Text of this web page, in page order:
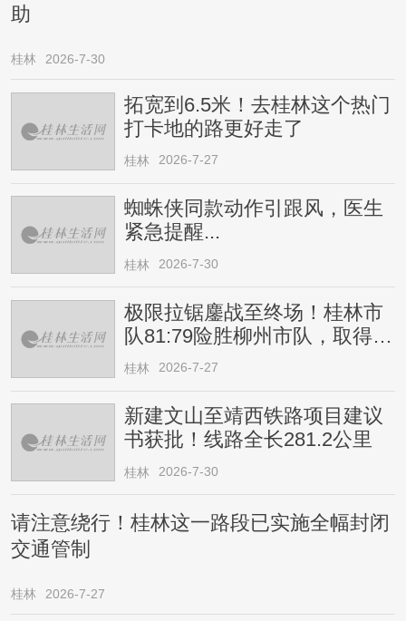
助
桂林 2026-7-30
拓宽到6.5米！去桂林这个热门
打卡地的路更好走了
桂林 2026-7-27
蜘蛛侠同款动作引跟风，医生
紧急提醒...
桂林 2026-7-30
极限拉锯鏖战至终场！桂林市
队81:79险胜柳州市队，取得四
连胜
桂林 2026-7-27
新建文山至靖西铁路项目建议
书获批！线路全长281.2公里
桂林 2026-7-30
请注意绕行！桂林这一路段已实施全幅封闭
交通管制
桂林 2026-7-27